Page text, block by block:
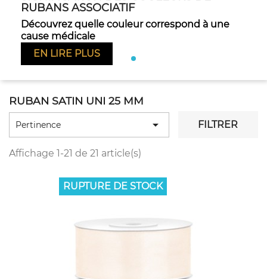
RUBANS ASSOCIATIF
Découvrez quelle couleur correspond à une
cause médicale
EN LIRE PLUS
RUBAN SATIN UNI 25 MM
Pertinence  FILTRER
Affichage 1-21 de 21 article(s)
RUPTURE DE STOCK